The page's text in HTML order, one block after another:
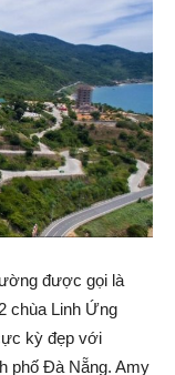
được gọi là
chùa Linh Ứng
kỳ đẹp với
phố Đà Nẵng. Amy